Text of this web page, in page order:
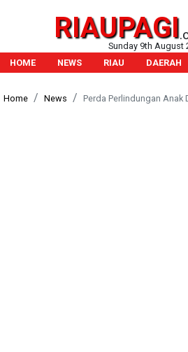
RIAUPAGI
Sunday 9th August
HOME
NEWS RIAU DAERAH
Home News Perda Perlindungan Anak